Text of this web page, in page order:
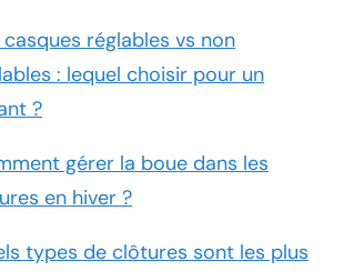
casques réglables vs non
: lequel choisir pour un
?
gérer la boue dans les
en hiver ?
types de clôtures sont les plus